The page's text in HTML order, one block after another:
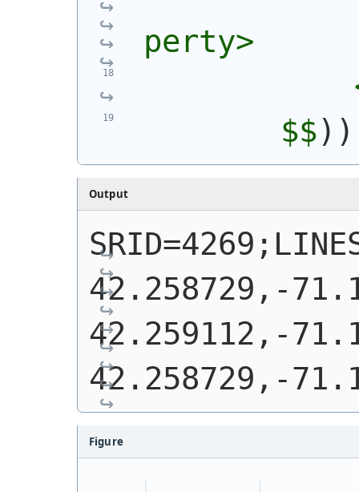
perty>
        $$
) )
Output
42.258729,-
42.259112,-
42.258729,-
Figure